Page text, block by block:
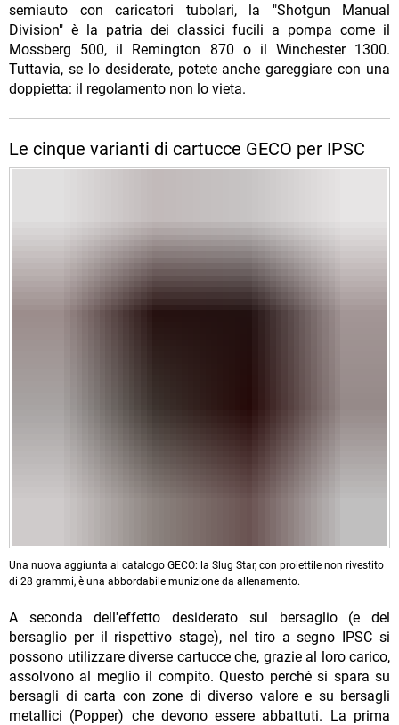
semiauto con caricatori tubolari, la "Shotgun Manual
Division" è la patria dei classici fucili a pompa come il
Mossberg 500, il Remington 870 o il Winchester 1300.
Tuttavia, se lo desiderate, potete anche gareggiare con una
doppietta: il regolamento non lo vieta.
Le cinque varianti di cartucce GECO per IPSC
Una nuova aggiunta al catalogo GECO: la Slug Star, con proiettile non rivestito
di 28 grammi, è una abbordabile munizione da allenamento.
A seconda dell'effetto desiderato sul bersaglio (e del
bersaglio per il rispettivo stage), nel tiro a segno IPSC si
possono utilizzare diverse cartucce che, grazie al loro carico,
assolvono al meglio il compito. Questo perché si spara su
bersagli di carta con zone di diverso valore e su bersagli
metallici (Popper) che devono essere abbattuti. La prima